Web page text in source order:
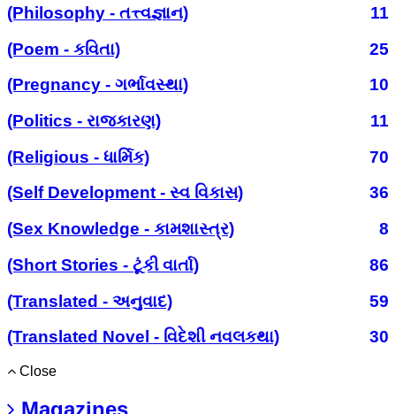
(Philosophy - તત્ત્વજ્ઞાન)
11
(Poem - કવિતા)
25
(Pregnancy - ગર્ભાવસ્થા)
10
(Politics - રાજકારણ)
11
(Religious - ધાર્મિક)
70
(Self Development - સ્વ વિકાસ)
36
(Sex Knowledge - કામશાસ્ત્ર)
8
(Short Stories - ટૂંકી વાર્તા)
86
(Translated - અનુવાદ)
59
(Translated Novel - વિદેશી નવલકથા)
30
Close
Magazines